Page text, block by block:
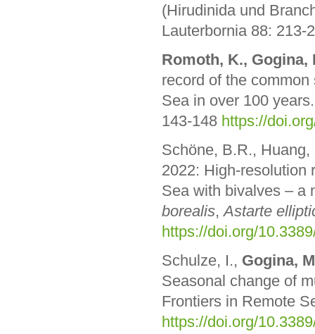
(Hirudinida und
Lauterbornia 88: 213-
Romoth, K., Gogina,
record of the
Sea in over 100
143-148 https://
Schöne, B.R.,
2022: High-resolution
Sea with bivalves – a
borealis,Astarte
https://doi.org/
Schulze, I., Gogina,
Seasonal change of
Frontiers in Remote
https://doi.org/